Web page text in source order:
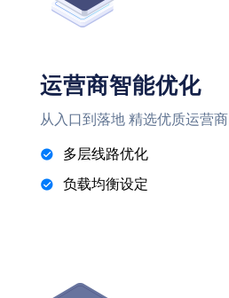
运营商智能优化
从入口到落地 精选优质运营商
多层线路优化
负载均衡设定